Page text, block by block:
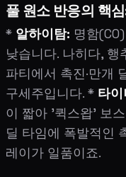
풀 원소 반응의 핵
* 알하이탐: 명함
낮습니다. 나히다,
파티에서 촉진·만개
구세주입니다. * 타
이 짧아 '퀵스왑' 보
딜 타임에 폭발적인
레이가 일품이죠.